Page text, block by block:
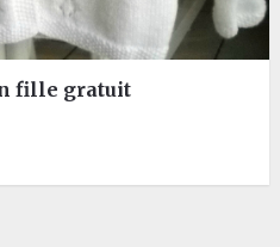
fille gratuit